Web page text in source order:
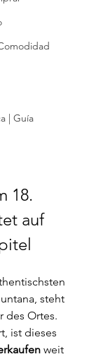
| Guía
18.
auf
steht
des Ortes.
ist dieses
weit